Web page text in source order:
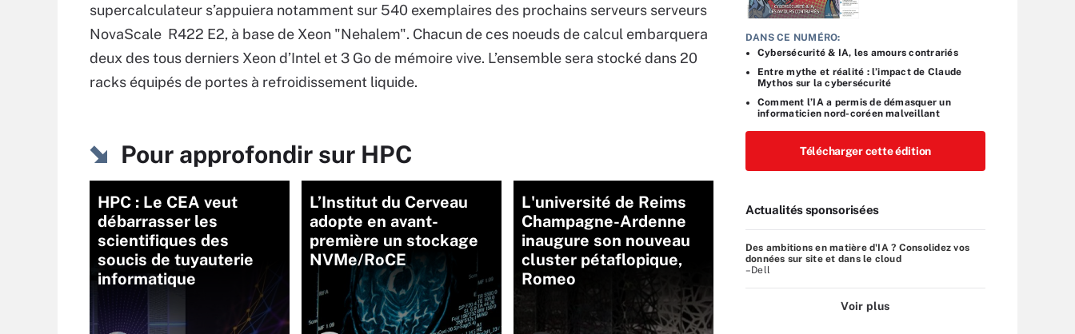
supercalculateur s’appuiera notamment sur 540 exemplaires des prochains serveurs serveurs
NovaScale R422 E2, à base de Xeon "Nehalem". Chacun de ces noeuds de calcul embarquera
deux des tous derniers Xeon d’Intel et 3 Go de mémoire vive. L’ensemble sera stocké dans 20
racks équipés de portes à refroidissement liquide.
Pour approfondir sur HPC
HPC : Le CEA veut
débarrasser les
scientifiques des
soucis de tuyauterie
informatique
L’Institut du Cerveau
adopte en avant-
première un stockage
NVMe/RoCE
L'université de Reims
Champagne-Ardenne
inaugure son nouveau
cluster pétaflopique,
Romeo
DANS CE NUMÉRO:
Cybersécurité & IA, les amours contrariés
Entre mythe et réalité : l’impact de Claude
Mythos sur la cybersécurité
Comment l’IA a permis de démasquer un
informaticien nord-coréen malveillant
Télécharger cette édition
Actualités sponsorisées
Des ambitions en matière d'IA ? Consolidez vos
données sur site et dans le cloud
–Dell
Voir plus